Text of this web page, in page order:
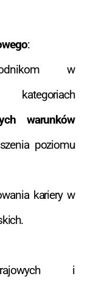
:
w
warunków
poziomu
kariery w
i